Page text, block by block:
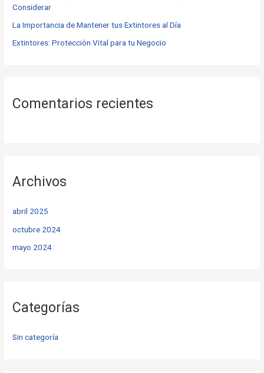
:Considerar
La Importancia de Mantener tus Extintores al Día
Extintores: Protección Vital para tu Negocio
Comentarios recientes
Archivos
abril 2025
octubre 2024
mayo 2024
Categorías
Sin categoría